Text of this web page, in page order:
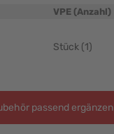
VPE (Anzahl)
Stück (1)
passend ergänzen